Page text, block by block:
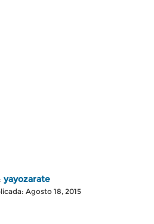
yayozarate
Agosto 18, 2015